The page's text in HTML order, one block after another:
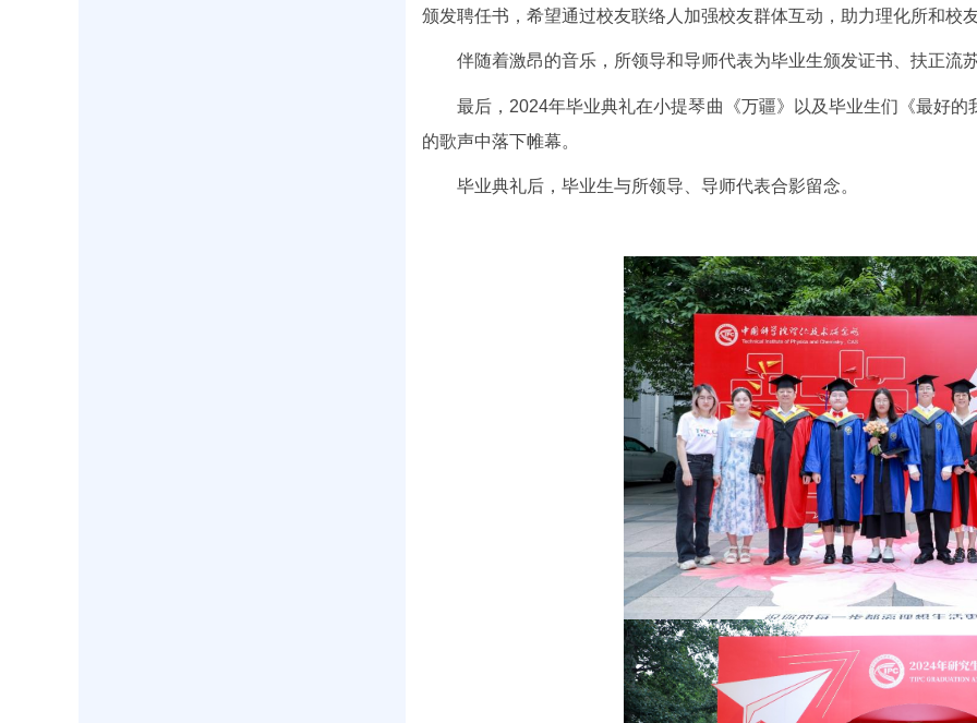
颁发聘任书，希望通过校友联络人加强校友群体互动，助力理化所和校
伴随着激昂的音乐，所领导和导师代表为毕业生颁发证书、扶正流
最后，2024年毕业典礼在小提琴曲《万疆》以及毕业生们《最好
的歌声中落下帷幕。
毕业典礼后，毕业生与所领导、导师代表合影留念。